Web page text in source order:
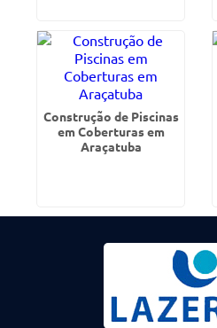
Construção de Piscinas
em Coberturas em
Araçatuba